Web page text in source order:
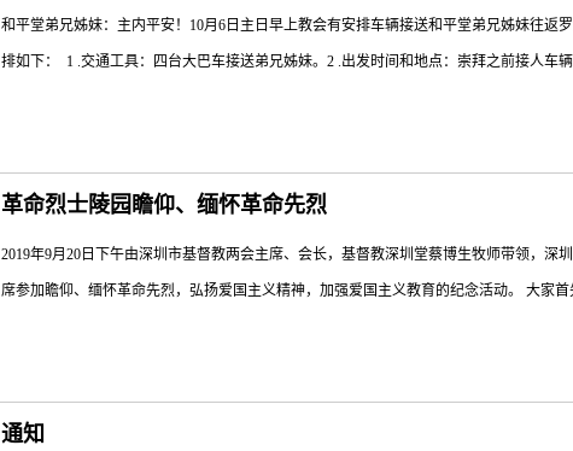
和平堂弟兄姊妹：主内平安！10月6日主日早上教会有安排车辆接送和平堂弟兄姊妹往返
排如下： 1 .交通工具：四台大巴车接送弟兄姊妹。2 .出发时间和地点：崇拜之前接人车
在早上7:50分～8:30分在黄贝岭地铁 D 出口东侧恭候弟兄姊妹上车，前往基督教罗湖堂。
新技术产业第一园区119栋基督教罗湖堂楼旁边出发，送大家返回黄贝岭地铁站。 联系人：
示：】★前往罗湖堂参加圣餐主日崇拜的弟兄姊妹，尽量绿色出行。因为私家车进入园
妹自行绿色出行前往罗湖堂早堂圣餐主日崇拜，白天上班的弟兄姊妹请自行前往深圳堂
达罗湖堂。★请弟兄姊妹按照次序遵从罗湖堂义工的指引接受安检进入礼拜场地，保持
活动——送给60周岁以上（含60）的长者弟兄姊妹记念毛巾。由于和平堂目...
革命烈士陵园瞻仰、缅怀革命先烈
2019年9月20日下午由深圳市基督教两会主席、会长，基督教深圳堂蔡博生牧师带领，深
席参加瞻仰、缅怀革命先烈，弘扬爱国主义精神，加强爱国主义教育的纪念活动。 大家首
深圳革命烈士纪念馆 一张张历史照片，见证了先烈为了保卫祖国和平统一所付出的沉重代
革命烈士陵园，缅怀为了祖国解放和人民带来安宁的革命烈士 深圳市基督教三自爱国会
通知